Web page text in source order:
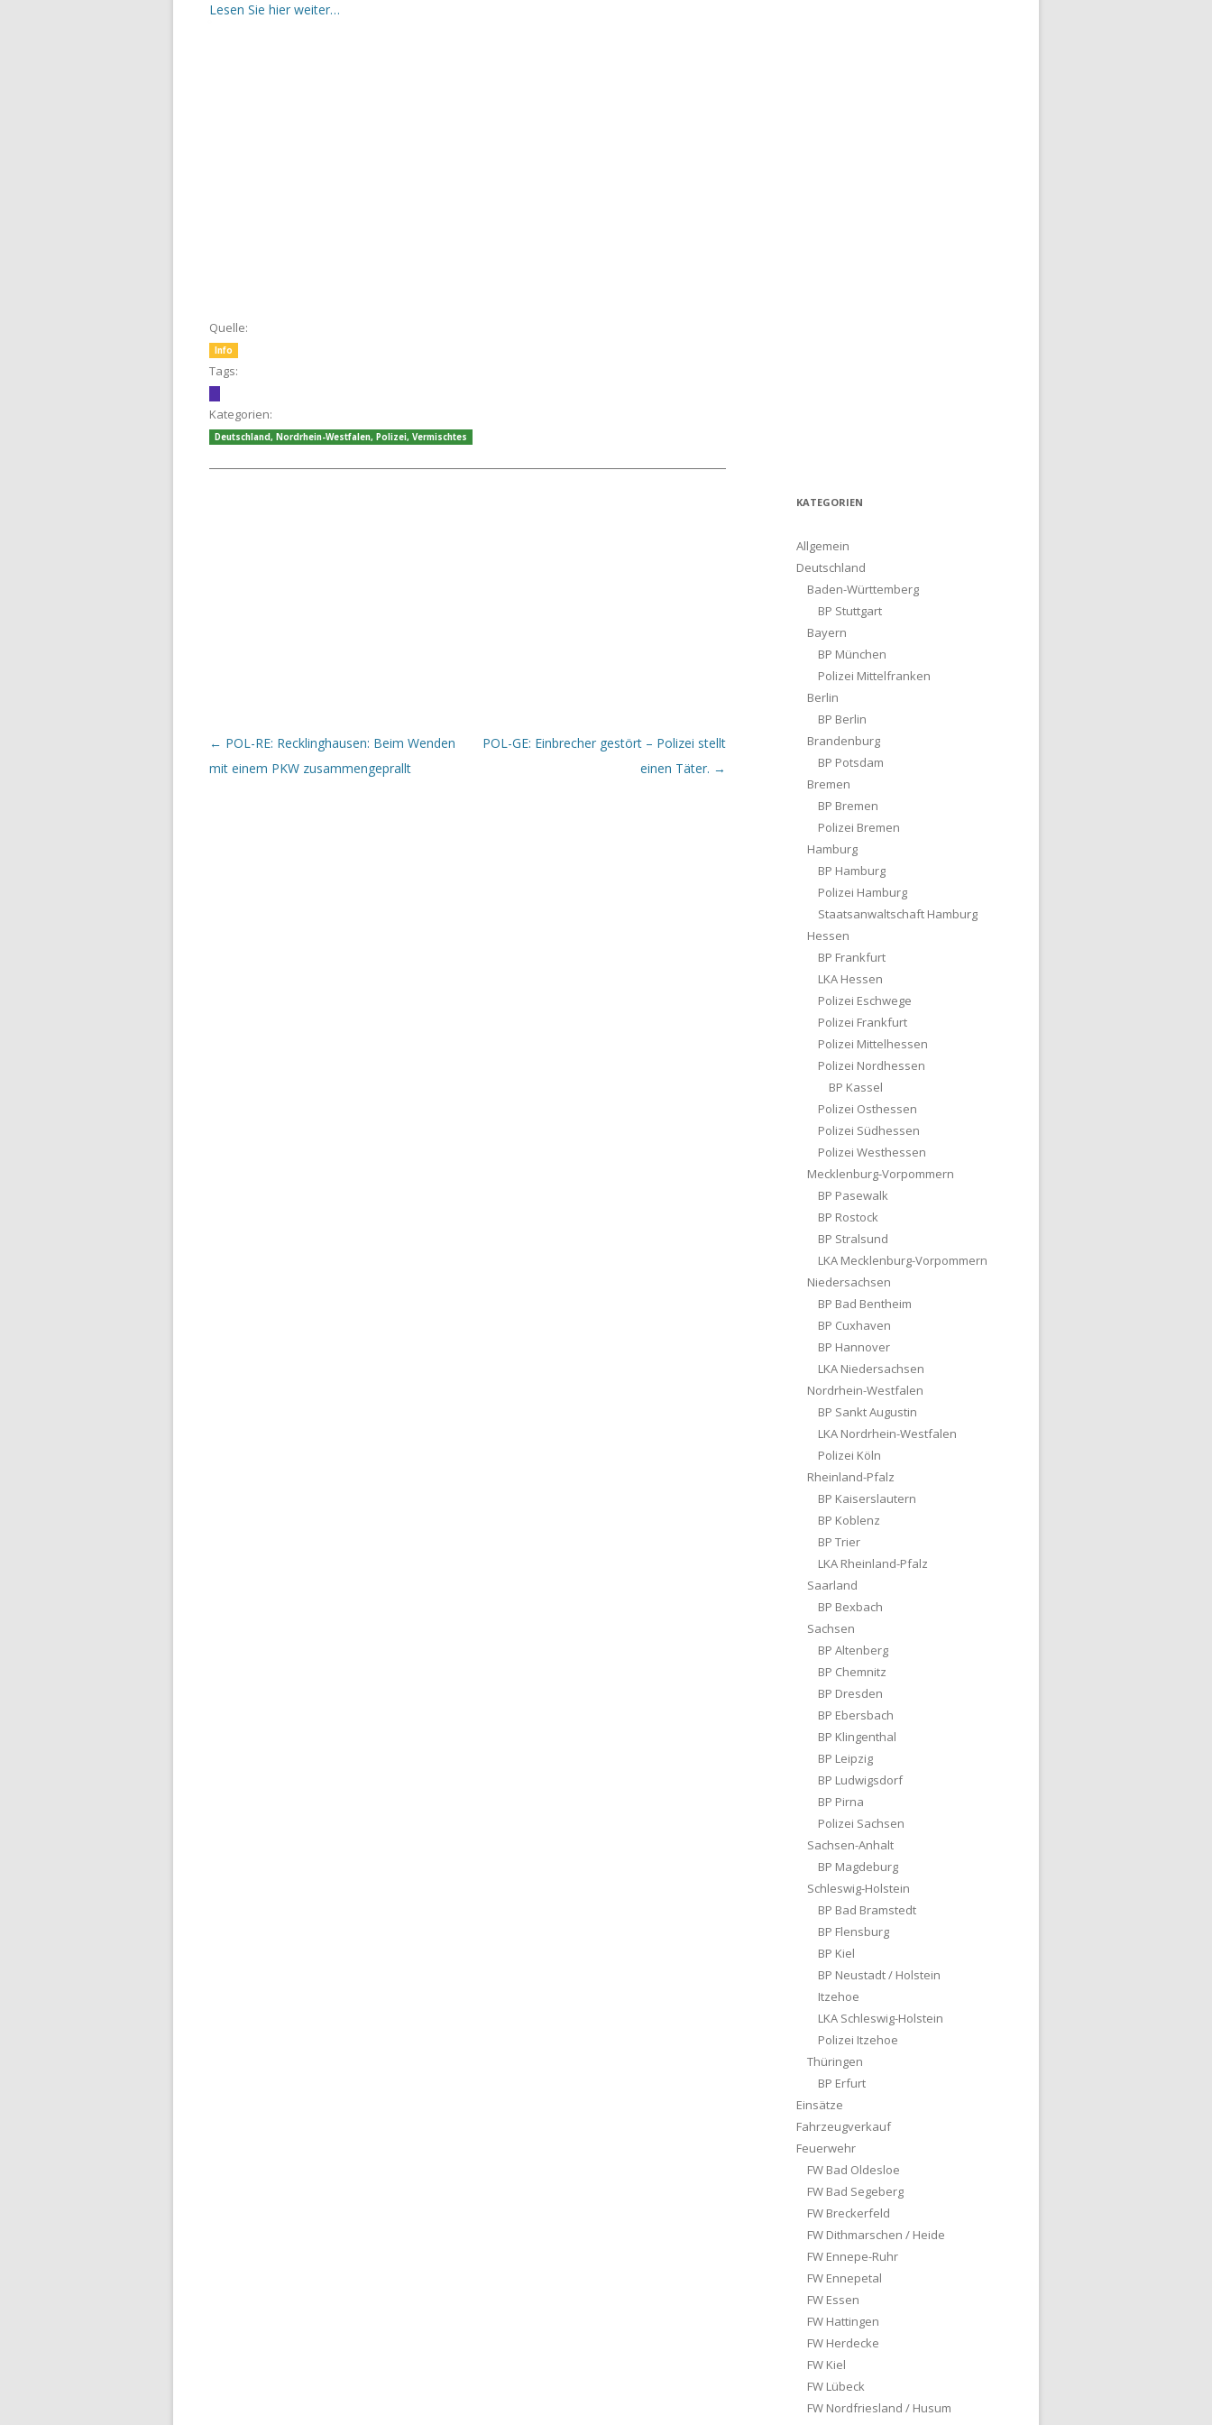
Lesen Sie hier weiter…
Quelle:
Info
Tags:
Kategorien:
Deutschland, Nordrhein-Westfalen, Polizei, Vermischtes
Beitrags-Navigation
← POL-RE: Recklinghausen: Beim Wenden
mit einem PKW zusammengeprallt
POL-GE: Einbrecher gestört – Polizei stellt
einen Täter. →
KATEGORIEN
Allgemein
Deutschland
Baden-Württemberg
BP Stuttgart
Bayern
BP München
Polizei Mittelfranken
Berlin
BP Berlin
Brandenburg
BP Potsdam
Bremen
BP Bremen
Polizei Bremen
Hamburg
BP Hamburg
Polizei Hamburg
Staatsanwaltschaft Hamburg
Hessen
BP Frankfurt
LKA Hessen
Polizei Eschwege
Polizei Frankfurt
Polizei Mittelhessen
Polizei Nordhessen
BP Kassel
Polizei Osthessen
Polizei Südhessen
Polizei Westhessen
Mecklenburg-Vorpommern
BP Pasewalk
BP Rostock
BP Stralsund
LKA Mecklenburg-Vorpommern
Niedersachsen
BP Bad Bentheim
BP Cuxhaven
BP Hannover
LKA Niedersachsen
Nordrhein-Westfalen
BP Sankt Augustin
LKA Nordrhein-Westfalen
Polizei Köln
Rheinland-Pfalz
BP Kaiserslautern
BP Koblenz
BP Trier
LKA Rheinland-Pfalz
Saarland
BP Bexbach
Sachsen
BP Altenberg
BP Chemnitz
BP Dresden
BP Ebersbach
BP Klingenthal
BP Leipzig
BP Ludwigsdorf
BP Pirna
Polizei Sachsen
Sachsen-Anhalt
BP Magdeburg
Schleswig-Holstein
BP Bad Bramstedt
BP Flensburg
BP Kiel
BP Neustadt / Holstein
Itzehoe
LKA Schleswig-Holstein
Polizei Itzehoe
Thüringen
BP Erfurt
Einsätze
Fahrzeugverkauf
Feuerwehr
FW Bad Oldesloe
FW Bad Segeberg
FW Breckerfeld
FW Dithmarschen / Heide
FW Ennepe-Ruhr
FW Ennepetal
FW Essen
FW Hattingen
FW Herdecke
FW Kiel
FW Lübeck
FW Nordfriesland / Husum